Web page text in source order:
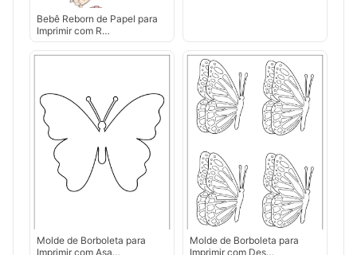
Bebê Reborn de Papel para
Imprimir com R…
Molde de Borboleta para
Imprimir com Asa…
Molde de Borboleta para
Imprimir com Des…